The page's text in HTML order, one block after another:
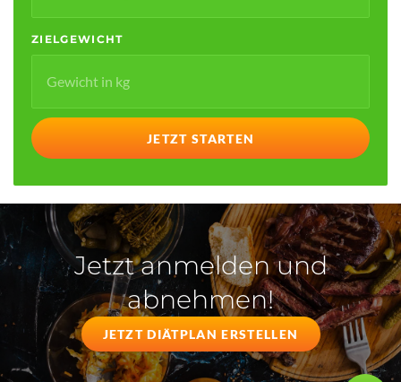
ZIELGEWICHT
Jetzt anmelden und
abnehmen!
JETZT DIÄTPLAN ERSTELLEN